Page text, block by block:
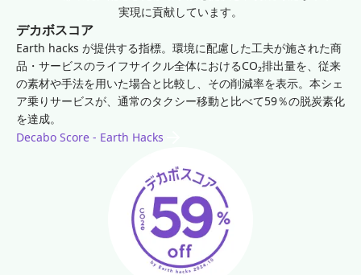
実現に貢献しています。
デカボスコア
Earth hacks が提供する指標。環境に配慮した工夫が施された商
品・サービスのライフサイクル全体におけるCO₂排出量を、従来
の素材や手法を用いた場合と比較し、その削減率を表示。本シェ
ア乗りサービスが、通常のタクシー移動と比べて59％の脱炭素化
を達成。
Decabo Score - Earth Hacks